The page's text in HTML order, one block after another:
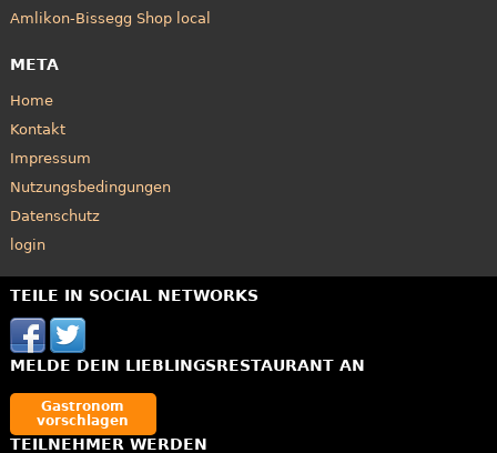
Amlikon-Bissegg Shop local
META
Home
Kontakt
Impressum
Nutzungsbedingungen
Datenschutz
login
TEILE IN SOCIAL NETWORKS
MELDE DEIN LIEBLINGSRESTAURANT AN
Gastronom
vorschlagen
TEILNEHMER WERDEN